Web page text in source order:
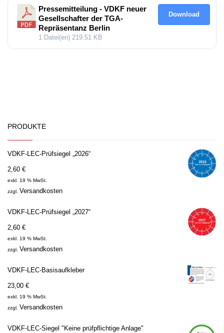
Pressemitteilung - VDKF neuer
Gesellschafter der TGA-
Repräsentanz Berlin
1 Datei(en) 219.51 KB
Download
PRODUKTE
VDKF-LEC-Prüfsiegel „2026“
2,60 €
exkl. 19 % MwSt.
zzgl. Versandkosten
VDKF-LEC-Prüfsiegel „2027“
2,60 €
exkl. 19 % MwSt.
zzgl. Versandkosten
VDKF-LEC-Basisaufkleber
23,00 €
exkl. 19 % MwSt.
zzgl. Versandkosten
VDKF-LEC-Siegel "Keine prüfpflichtige Anlage"